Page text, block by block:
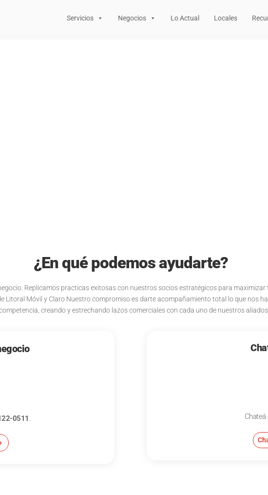
Servicios Negocios Lo Actual Locales
¿En qué podemos ayudarte?
Replicamos practicas exitosas con nuestros socios estratégicos para
Litoral Móvil y Claro Nuestro compromiso es darte acompañamiento total lo que nos
creando y estrechando lazos comerciales con cada uno de nuestros aliados.
0511 .